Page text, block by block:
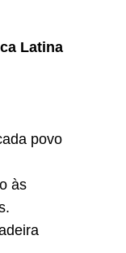
Latina
povo
às